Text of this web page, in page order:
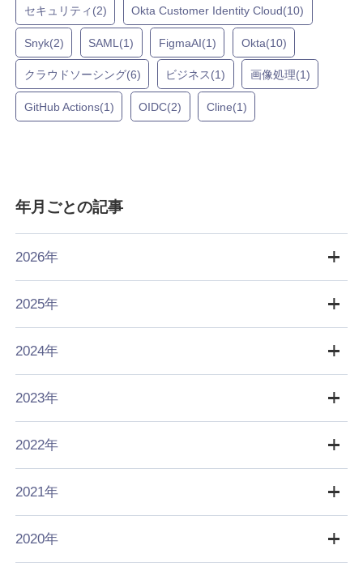
セキュリティ(2) Okta Customer Identity Cloud(10)
Snyk(2) SAML(1) FigmaAI(1) Okta(10)
クラウドソーシング(6) ビジネス(1) 画像処理(1)
GitHub Actions(1) OIDC(2) Cline(1)
年月ごとの記事
2026年
2025年
2024年
2023年
2022年
2021年
2020年